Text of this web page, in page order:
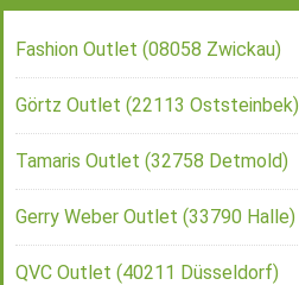
Fashion Outlet (08058 Zwickau)
Görtz Outlet (22113 Oststeinbek)
Tamaris Outlet (32758 Detmold)
Gerry Weber Outlet (33790 Halle)
QVC Outlet (40211 Düsseldorf)